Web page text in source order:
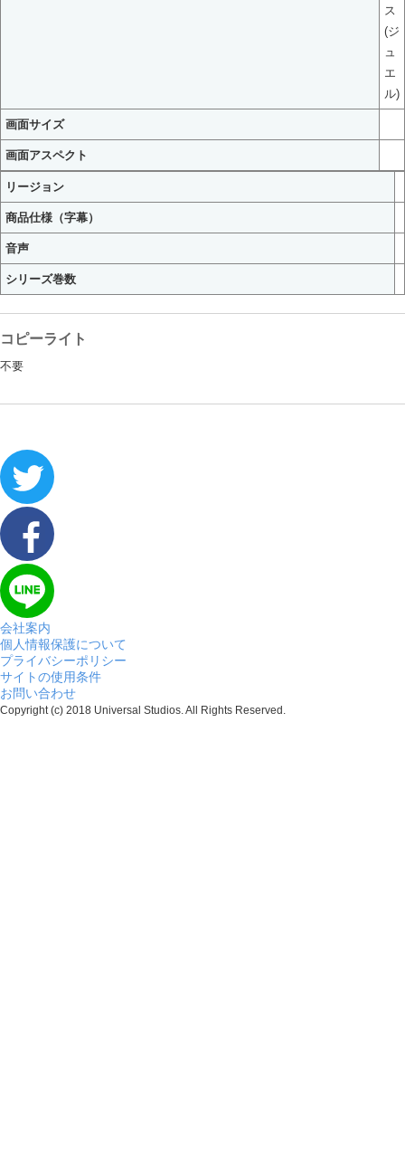
ス
(ジ
ュ
エ
ル)
画面サイズ
画面アスペクト
リージョン
商品仕様（字幕）
音声
シリーズ巻数
コピーライト
不要
会社案内
個人情報保護について
プライバシーポリシー
サイトの使用条件
お問い合わせ
Copyright (c) 2018 Universal Studios. All Rights Reserved.